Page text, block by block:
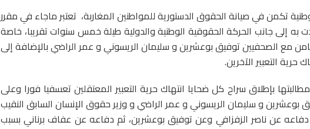
تكمن في صيانة الحقوق الدستورية للمواطنين المغاربة، تعتبر ماجاء في مقرر
به إلى جانب الحركة الحقوقية الوطنية والدولية طيلة خمس سنوات تقريبا، خاصة
مع الصحفيين توفيق بوعشرين و سليمان الريسوني و عمر الراضي بالإضافة إلى
التعبير الآخرين.
بإطلاق سراح كل ضحايا انتهاك حرية التعبير المعتقلين تعسفيا فورا وعلى
بوعشرين و سليمان الريسوني و عمر الراضي و وزير حقوق الإنسان السابق النقيب
عن ناصر الزفزافي وعن توفيق بوعشرين، ثم دفاعه عن عفاف برناني بسبب